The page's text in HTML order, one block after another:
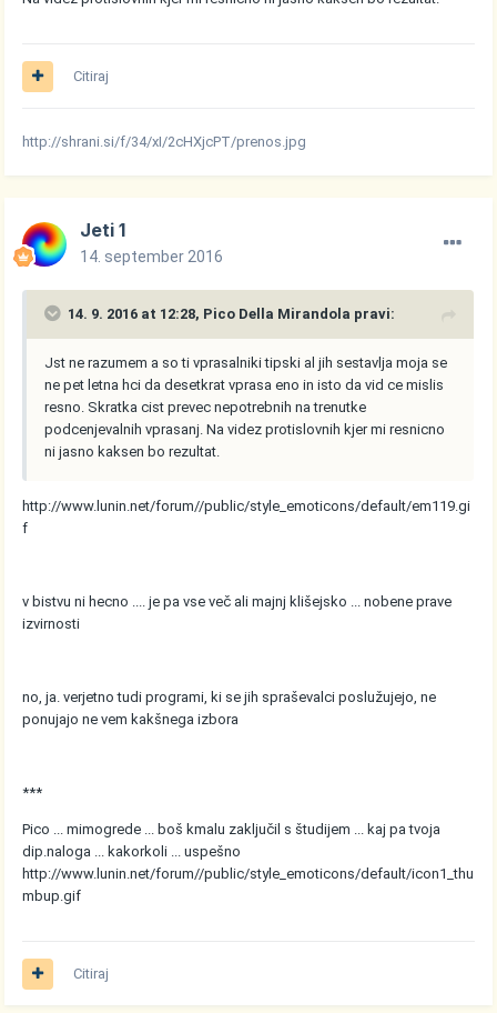
Citiraj
http://shrani.si/f/34/xI/2cHXjcPT/prenos.jpg
Jeti 1
14. september 2016
14. 9. 2016 at 12:28, Pico Della Mirandola pravi:
Jst ne razumem a so ti vprasalniki tipski al jih sestavlja moja se
ne pet letna hci da desetkrat vprasa eno in isto da vid ce mislis
resno. Skratka cist prevec nepotrebnih na trenutke
podcenjevalnih vprasanj. Na videz protislovnih kjer mi resnicno
ni jasno kaksen bo rezultat.
http://www.lunin.net/forum//public/style_emoticons/default/em119.gi
f
v bistvu ni hecno .... je pa vse več ali majnj klišejsko ... nobene prave
izvirnosti
no, ja. verjetno tudi programi, ki se jih spraševalci poslužujejo, ne
ponujajo ne vem kakšnega izbora
***
Pico ... mimogrede ... boš kmalu zaključil s študijem ... kaj pa tvoja
dip.naloga ... kakorkoli ... uspešno
http://www.lunin.net/forum//public/style_emoticons/default/icon1_thu
mbup.gif
Citiraj